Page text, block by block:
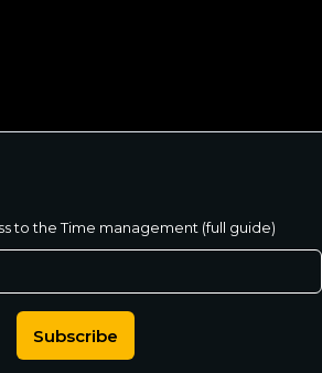
to the Time management (full guide)
Subscribe